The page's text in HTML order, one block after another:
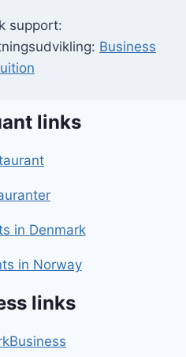
support:
Business
links
in Denmark
in Norway
links